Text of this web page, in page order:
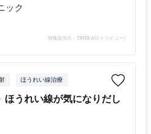
ック
情報提供元：TRIBEAU(トリビュー)
ほうれい線治療
ほうれい線が気になりだし